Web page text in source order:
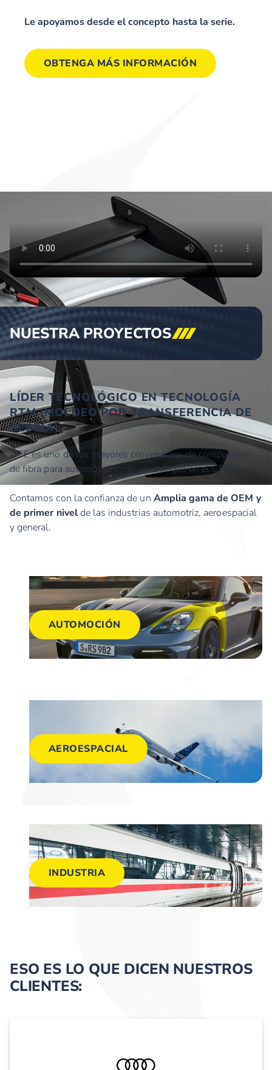
Le apoyamos desde el concepto hasta la serie.
OBTENGA MÁS INFORMACIÓN
NUESTRAPROYECTOS
LÍDER TECNOLÓGICO EN TECNOLOGÍA
RTM (MOLDEO POR TRANSFERENCIA DE
RESINA)
ACE es uno de los mayores proveedores de compuestos
de fibra para automóviles con un enfoque en el CFRP.
Contamos con la confianza de un Amplia gama de OEM y
de primer nivelde las industrias automotriz, aeroespacial
y general.
AUTOMOCIÓN
AEROESPACIAL
INDUSTRIA
ESO ES LO QUE DICEN NUESTROS
CLIENTES: